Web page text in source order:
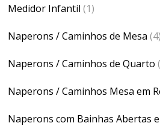
Medidor Infantil (1)
Naperons / Caminhos de Mesa (4)
Naperons / Caminhos de Quarto
Naperons / Caminhos Mesa em
Naperons com Bainhas Abertas